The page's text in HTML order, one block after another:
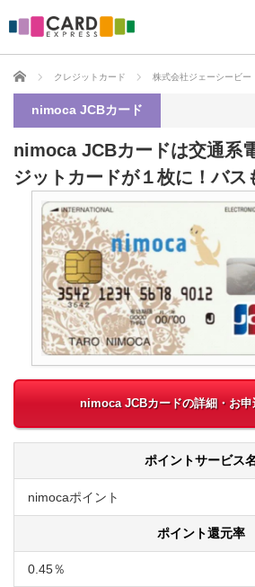
CARD EXPRESSクレジットカード 株式会社ジェーシービー
nimoca JCBカード
nimoca JCBカードは交通系
ジットカードが１枚に！バス
nimoca JCBカードの詳細・お申
ポイントサービス
nimocaポイント
ポイント還元率
0.45％